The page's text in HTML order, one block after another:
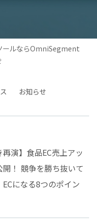
ールならOmniSegment
お知らせ
再演】食品EC売上アッ
開！ 競争を勝ち抜いて
ECになる8つのポイン